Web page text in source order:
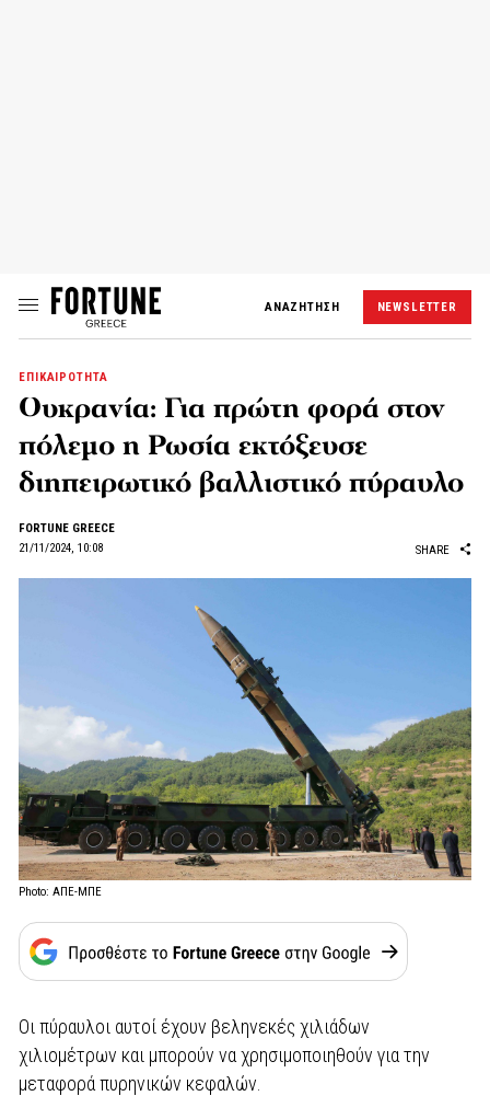
ΑΝΑΖΗΤΗΣΗ NEWSLETTER
ΕΠΙΚΑΙΡΟΤΗΤΑ
Ουκρανία: Για πρώτη φορά στον
πόλεμο η Ρωσία εκτόξευσε
διηπειρωτικό βαλλιστικό πύραυλο
FORTUNE GREECE
21/11/2024, 10:08
SHARE
Photo: ΑΠΕ-ΜΠΕ
Οι πύραυλοι αυτοί έχουν βεληνεκές χιλιάδων
χιλιομέτρων και μπορούν να χρησιμοποιηθούν για την
μεταφορά πυρηνικών κεφαλών.